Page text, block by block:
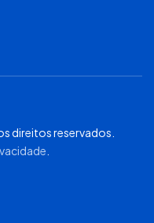
direitos reservados.